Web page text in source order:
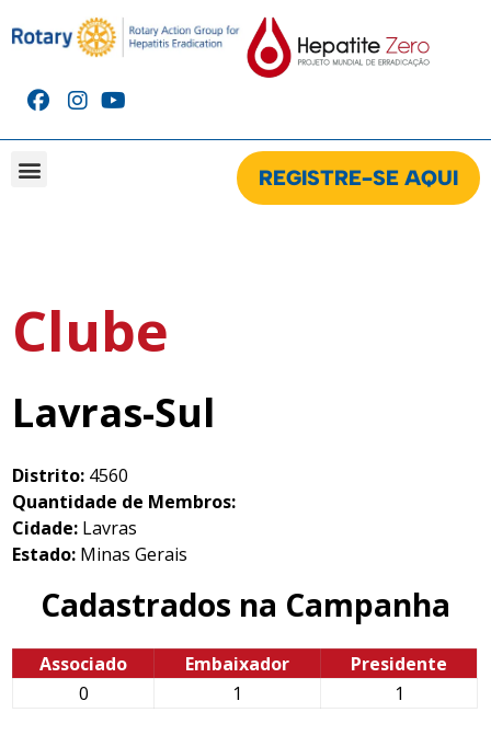
REGISTRE-SE AQUI
Clube
Lavras-Sul
Distrito: 4560
Quantidade de Membros:
Cidade: Lavras
Estado: Minas Gerais
Cadastrados na Campanha
Associado Embaixador
Presidente
0
1 1